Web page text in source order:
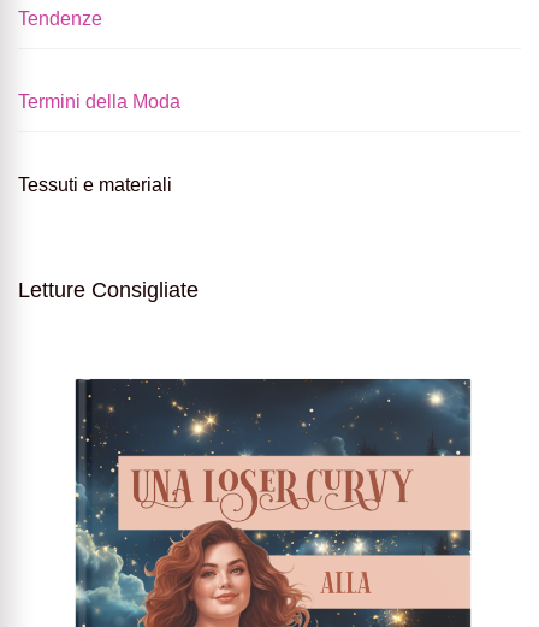
Tendenze
Termini della Moda
Tessuti e materiali
Letture Consigliate